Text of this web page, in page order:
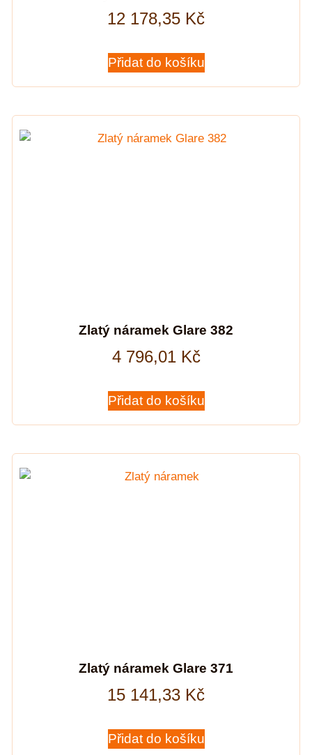
12 178,35 Kč
Přidat do košíku
Zlatý náramek Glare 382
4 796,01 Kč
Přidat do košíku
Zlatý náramek Glare 371
15 141,33 Kč
Přidat do košíku